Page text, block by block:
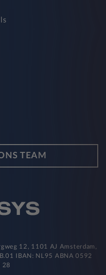
TEAM
12, 1101 AJ Amsterdam,
IBAN: NL95 ABNA 0592
28